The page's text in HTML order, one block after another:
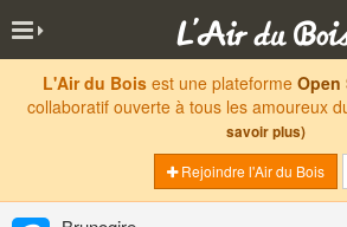
L'Air du Boisest une plateforme Open
collaboratif ouverte à tous les amoureux
savoir plus)
Rejoindre l'Air du Bois